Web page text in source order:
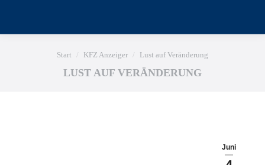
Sie befinden sich hier:
Start KFZ Anzeiger Lust auf Veränderung
LUST AUF VERÄNDERUNG
Juni